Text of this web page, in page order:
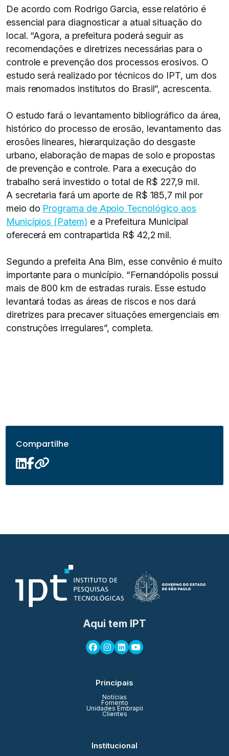
De acordo com Rodrigo Garcia, esse relatório é
essencial para diagnosticar a atual situação do
local. “Agora, a prefeitura poderá seguir as
recomendações e diretrizes necessárias para o
controle e prevenção dos processos erosivos. O
estudo será realizado por técnicos do IPT, um dos
mais renomados institutos do Brasil”, acrescenta.
O estudo fará o levantamento bibliográfico da área,
histórico do processo de erosão, levantamento das
erosões lineares, hierarquização do desgaste
urbano, elaboração de mapas de solo e propostas
de prevenção e controle. Para a execução do
trabalho será investido o total de R$ 227,9 mil.
A secretaria fará um aporte de R$ 185,7 mil por
meio do Programa de Apoio Tecnológico aos
Municípios (Patem) e a Prefeitura Municipal
oferecerá em contrapartida R$ 42,2 mil.
Segundo a prefeita Ana Bim, esse convênio é muito
importante para o município. “Fernandópolis possui
mais de 800 km de estradas rurais. Esse estudo
levantará todas as áreas de riscos e nos dará
diretrizes para precaver situações emergenciais em
construções irregulares”, completa.
Compartilhe
Aqui tem IPT
Principais
Notícias
Fomento
Unidades Embrapii
Clientes
Institucional